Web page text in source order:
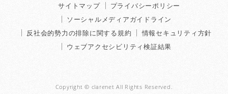
サイトマップ
プライバシーポリシー
ソーシャルメディアガイドライン
反社会的勢力の排除に関する規約
情報セキュリティ方針
ウェブアクセシビリティ検証結果
Copyright © clarenet All Rights Reserved.